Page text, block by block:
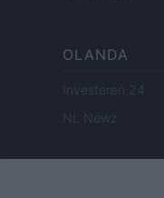
OLANDA
Investeren 24
NL Newz